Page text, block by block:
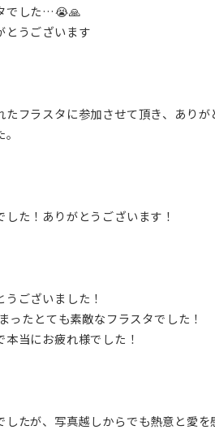
でした…😭🙏
とうございます
たフラスタに参加させて頂き、ありが
た！ありがとうございます！
ございました！
ったとても素敵なフラスタでした！
当にお疲れ様でした！
したが、写真越しからでも熱意と愛を